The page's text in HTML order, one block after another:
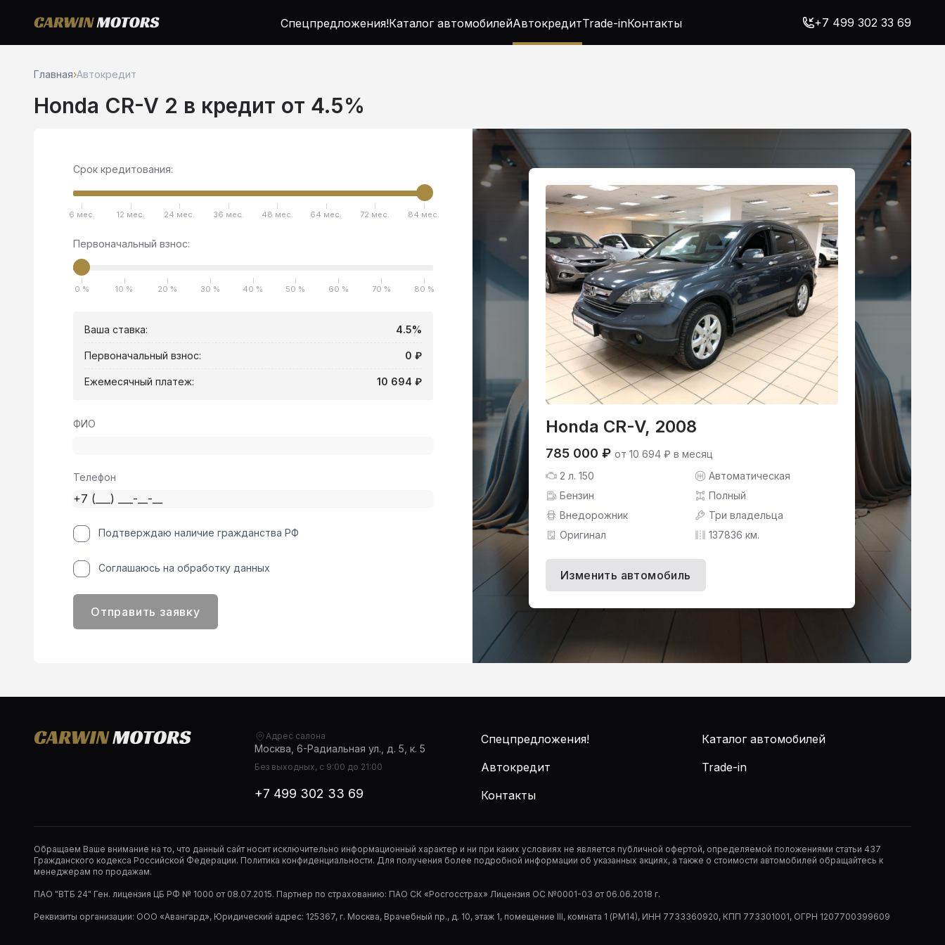
Спецпредложения!Каталог автомобилейАвтокредитTrade-inКонтакты +7 499 302 33 69
Главная›Автокредит
Honda CR-V 2 в кредит от 4.5%
Honda CR-V, 2008
785 000 ₽ от 10 694 ₽ в месяц
2 л. 150
Автоматическая
Бензин
Полный
Внедорожник
Три владельца
Оригинал
137836 км.
Изменить автомобиль
Срок кредитования:
6 мес. 12 мес. 24 мес. 36 мес. 48 мес. 64 мес. 72 мес. 84 мес.
Первоначальный взнос:
0 % 10 % 20 % 30 % 40 % 50 % 60 % 70 % 80 %
Ваша ставка: 4.5%
Первоначальный взнос: 0 ₽
Ежемесячный платеж: 10 694 ₽
ФИО
Телефон
Подтверждаю наличие гражданства РФ
Соглашаюсь на обработку данных
Отправить заявку
Адрес салона
Москва, 6-Радиальная ул., д. 5, к. 5
Без выходных, с 9:00 до 21:00
+7 499 302 33 69
Спецпредложения!
Каталог автомобилей
Автокредит
Trade-in
Контакты
Обращаем Ваше внимание на то, что данный сайт носит исключительно информационный характер и ни при каких условиях не является публичной офертой, определяемой положениями статьи 437
Гражданского кодекса Российской Федерации. Политика конфиденциальности. Для получения более подробной информации об указанных акциях, а также о стоимости автомобилей обращайтесь к
менеджерам по продажам.
ПАО "ВТБ 24" Ген. лицензия ЦБ РФ № 1000 от 08.07.2015. Партнер по страхованию: ПАО СК «Росгосстрах» Лицензия ОС №0001-03 от 06.06.2018 г.
Реквизиты организации: ООО «Авангард», Юридический адрес: 125367, г. Москва, Врачебный пр., д. 10, этаж 1, помещение III, комната 1 (РМ14), ИНН 7733360920, КПП 773301001, ОГРН 1207700399609